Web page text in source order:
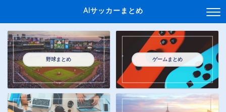
AIサッカーまとめ
野球まとめ ゲームまとめ